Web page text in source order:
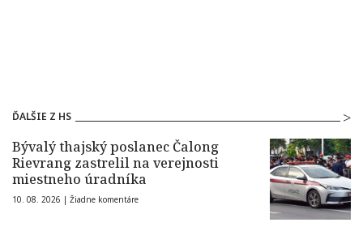
ĎALŠIE Z HS
Bývalý thajský poslanec Čalong
Rievrang zastrelil na verejnosti
miestneho úradníka
10. 08. 2026 | Žiadne komentáre